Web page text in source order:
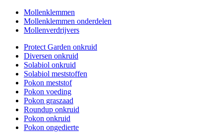
Mollenklemmen
Mollenklemmen onderdelen
Mollenverdrijvers
Protect Garden onkruid
Diversen onkruid
Solabiol onkruid
Solabiol meststoffen
Pokon meststof
Pokon voeding
Pokon graszaad
Roundup onkruid
Pokon onkruid
Pokon ongedierte